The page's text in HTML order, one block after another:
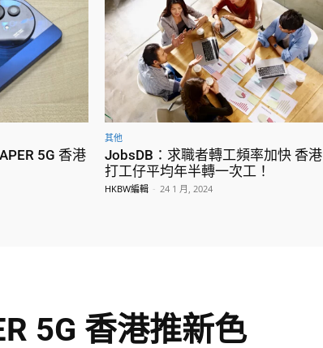
5G 香港
其他
JobsDB：求職者轉工頻率加快 香港
打工仔平均年半轉一次工！
HKBW編輯 - 24 1 月, 2024